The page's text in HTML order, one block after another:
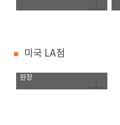
미국 LA점
원장